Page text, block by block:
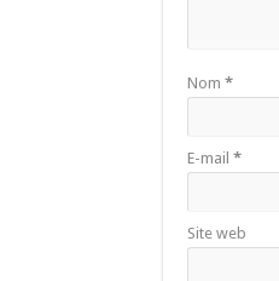
Nom *
E-mail *
Site web